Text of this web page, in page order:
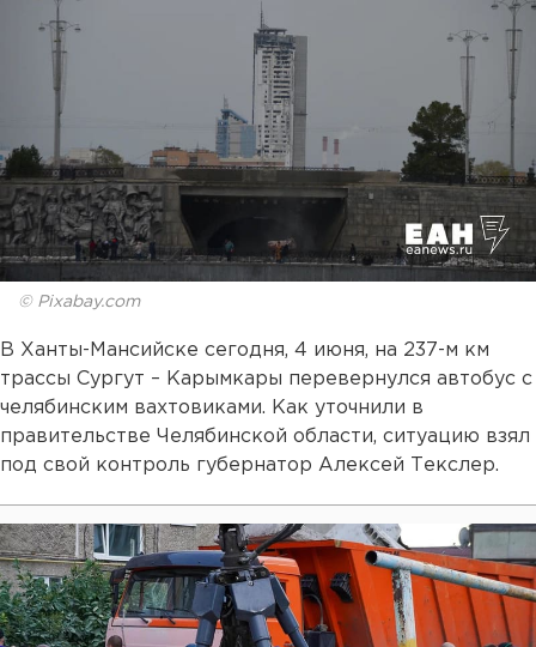
© Pixabay.com
В Ханты-Мансийске сегодня, 4 июня, на 237-м км
трассы Сургут – Карымкары перевернулся автобус с
челябинским вахтовиками. Как уточнили в
правительстве Челябинской области, ситуацию взял
под свой контроль губернатор Алексей Текслер.